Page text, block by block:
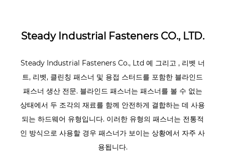
Steady Industrial Fasteners CO., LTD.
Steady Industrial Fasteners Co., Ltd 예 그리고 , 리벳 너
트, 리벳, 클린칭 패스너 및 용접 스터드를 포함한 블라인드
패스너 생산 전문. 블라인드 패스너는 패스너를 볼 수 없는
상태에서 두 조각의 재료를 함께 안전하게 결합하는 데 사용
되는 하드웨어 유형입니다. 이러한 유형의 패스너는 전통적
인 방식으로 사용할 경우 패스너가 보이는 상황에서 자주 사
용됩니다.